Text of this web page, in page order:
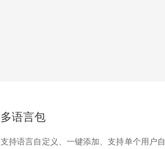
多语言包
支持语言自定义、一键添加、支持单个用户自